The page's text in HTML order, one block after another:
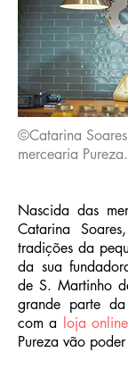
©Catarina
mercearia
Nascida das
Catarina
tradições da
da sua
de S. Martinho
grande parte
com a loja online
Pureza vão